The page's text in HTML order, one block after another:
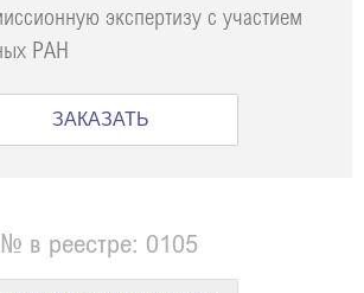
экспертизу с участием
РАН
ЗАКАЗАТЬ
№ в реестре: 0105